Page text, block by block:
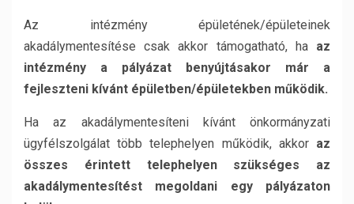
Az intézmény épületének/épületeinek
akadálymentesítése csak akkor támogatható, ha az
intézmény a pályázat benyújtásakor már a
fejleszteni kívánt épületben/épületekben működik.
Ha az akadálymentesíteni kívánt önkormányzati
ügyfélszolgálat több telephelyen működik, akkor az
összes érintett telephelyen szükséges az
akadálymentesítést megoldani egy pályázaton